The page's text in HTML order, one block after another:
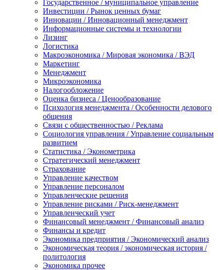
Государственное / муниципальное управление
Инвестиции / Рынок ценных бумаг
Инновации / Инновационный менеджмент
Информационные системы и технологии
Лизинг
Логистика
Макроэкономика / Мировая экономика / ВЭД
Маркетинг
Менеджмент
Микроэкономика
Налогообложение
Оценка бизнеса / Ценообразование
Психология менеджмента / Особенности делового
общения
Связи с общественностью / Реклама
Социология управления / Управление социальным
развитием
Статистика / Эконометрика
Стратегический менеджмент
Страхование
Управление качеством
Управление персоналом
Управленческие решения
Управление рисками / Риск-менеджмент
Управленческий учет
Финансовый менеджмент / Финансовый анализ
Финансы и кредит
Экономика предприятия / Экономический анализ
Экономическая теория / экономическая история /
политология
Экономика прочее